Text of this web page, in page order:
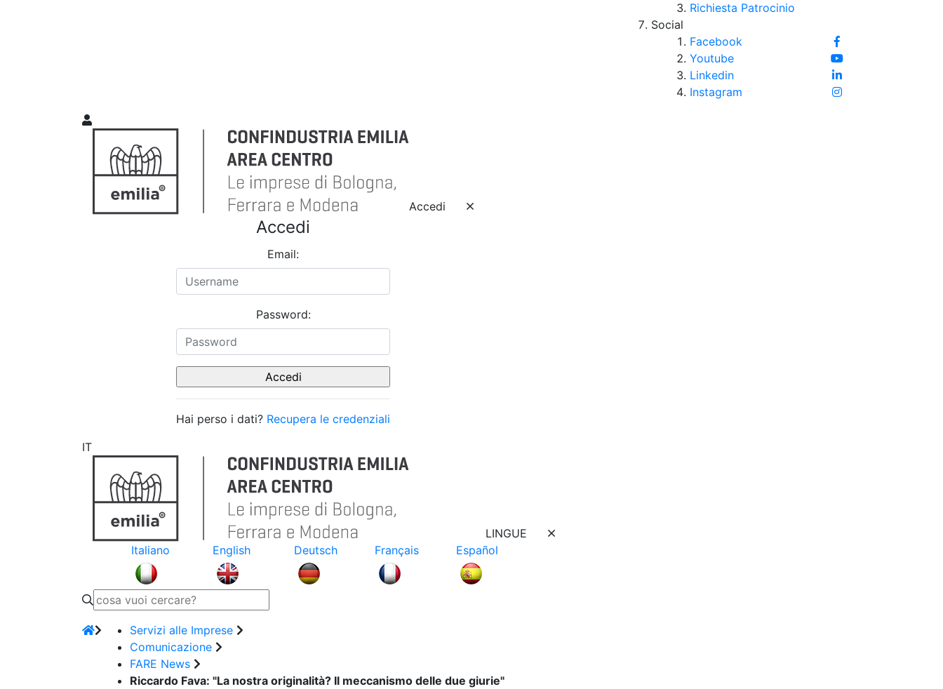
Richiesta Patrocinio
Social
Facebook
Youtube
Linkedin
Instagram
Accedi
Accedi
Email:
Password:
Hai perso i dati? Recupera le credenziali
IT
LINGUE
Italiano
English Deutsch Français Español
Servizi alle Imprese
Comunicazione
FARE News
Riccardo Fava: "La nostra originalità? Il meccanismo delle due giurie"